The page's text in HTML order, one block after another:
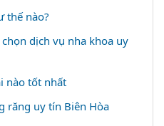
thế nào?
dịch vụ nha khoa uy
nào tốt nhất
răng uy tín Biên Hòa